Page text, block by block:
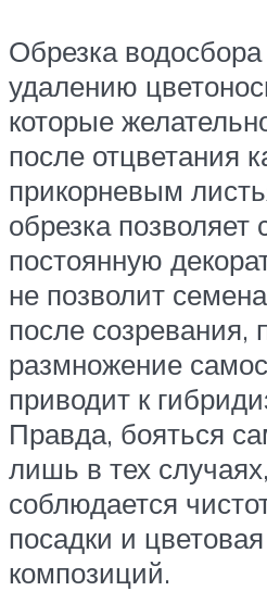
Обрезка водосбора
удалению
которые
после отцветания
прикорневым
обрезка позволяет
постоянную
не позволит
после созревания,
размножение
приводит к
Правда, бояться
лишь в тех
соблюдается
посадки и
композиций.